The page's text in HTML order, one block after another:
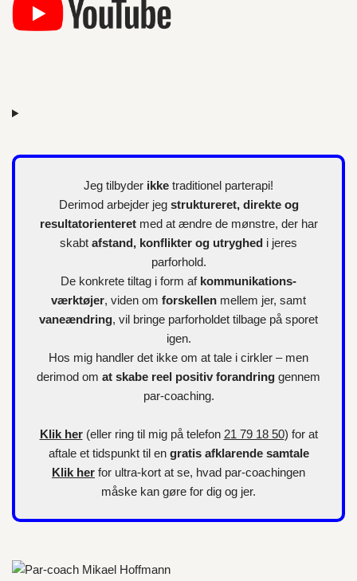
Jeg tilbyder ikke traditionel parterapi!
Derimod arbejder jeg struktureret, direkte og
resultatorienteretmed at ændre de mønstre, der har
skabt afstand, konflikter og utryghed i jeres
parforhold.
De konkrete tiltag i form af kommunikations-
værktøjer, viden om forskellen mellem jer, samt
vaneændring, vil bringe parforholdet tilbage på sporet
igen.
Hos mig handler det ikke om at tale i cirkler – men
derimod om at skabe reel positiv forandring gennem
par-coaching.
Klik her(eller ring til mig på telefon 21 79 18 50) for at
aftale et tidspunkt til en gratis afklarende samtale
Klik her for ultra-kort at se, hvad par-coachingen
måske kan gøre for dig og jer.